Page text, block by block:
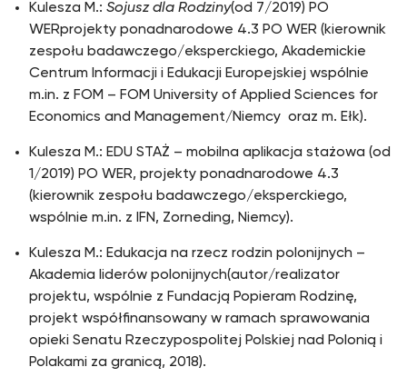
Kulesza M.: Sojusz dla Rodziny(od 7/2019) PO
WERprojekty ponadnarodowe 4.3 PO WER (kierownik
zespołu badawczego/eksperckiego, Akademickie
Centrum Informacji i Edukacji Europejskiej wspólnie
m.in. z FOM – FOM University of Applied Sciences for
Economics and Management/Niemcy oraz m. Ełk).
Kulesza M.: EDU STAŻ – mobilna aplikacja stażowa (od
1/2019) PO WER, projekty ponadnarodowe 4.3
(kierownik zespołu badawczego/eksperckiego,
wspólnie m.in. z IFN, Zorneding, Niemcy).
Kulesza M.: Edukacja na rzecz rodzin polonijnych –
Akademia liderów polonijnych(autor/realizator
projektu, wspólnie z Fundacją Popieram Rodzinę,
projekt współfinansowany w ramach sprawowania
opieki Senatu Rzeczypospolitej Polskiej nad Polonią i
Polakami za granicą, 2018).